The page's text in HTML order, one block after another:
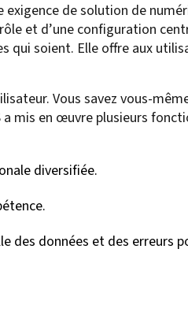
de solution de
et d’une configuration
soient. Elle offre aux
Vous savez vous-
mis en œuvre plusieurs
diversifiée.
des données et des erreurs